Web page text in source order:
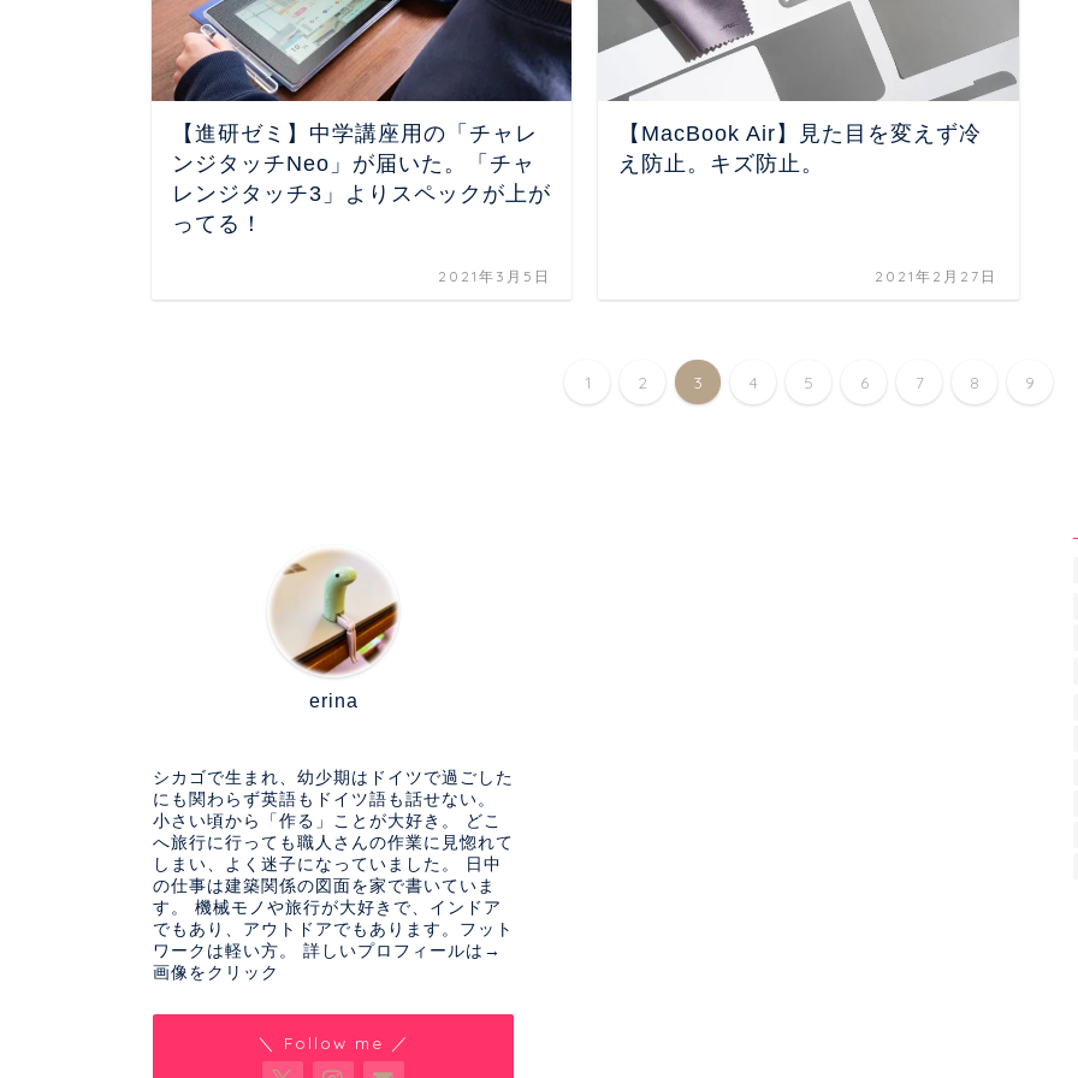
【進研ゼミ】中学講座用の「チャレ
ンジタッチNeo」が届いた。「チャ
レンジタッチ3」よりスペックが上が
ってる！
2021年3月5日
【MacBook Air】見た目を変えず冷
え防止。キズ防止。
2021年2月27日
1 2 3 4 5 6 7 8 9
erina
シカゴで生まれ、幼少期はドイツで過ごした
にも関わらず英語もドイツ語も話せない。
小さい頃から「作る」ことが大好き。 どこ
へ旅行に行っても職人さんの作業に見惚れて
しまい、よく迷子になっていました。 日中
の仕事は建築関係の図面を家で書いていま
す。 機械モノや旅行が大好きで、インドア
でもあり、アウトドアでもあります。フット
ワークは軽い方。 詳しいプロフィールは→
画像をクリック
＼ Follow me ／